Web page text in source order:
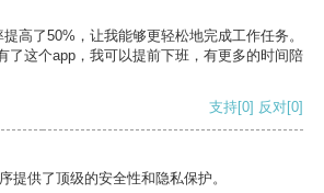
高了50%，让我能够更轻松地完成工作任务。
了这个app，我可以提前下班，有更多的时间陪
支持[0] 反对[0]
提供了顶级的安全性和隐私保护。